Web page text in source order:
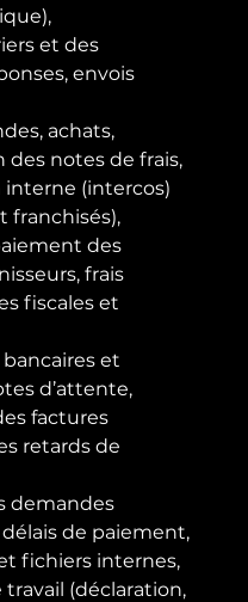
et des
envois
achats,
notes de frais,
interne (intercos)
franchisés),
des
frais
fiscales et
et
d’attente,
factures
retards de
demandes
de paiement,
fichiers internes,
(déclaration,